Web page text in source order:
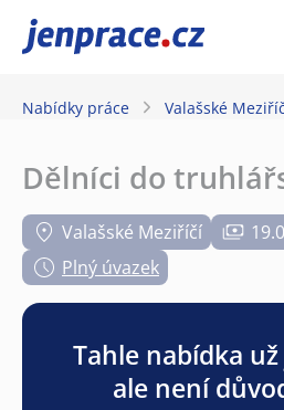
JenPráce.cz
Nabídky práce Valašské
Dělníci do
Valašské Meziříčí
Plný úvazek
Tahle nabídka
ale není